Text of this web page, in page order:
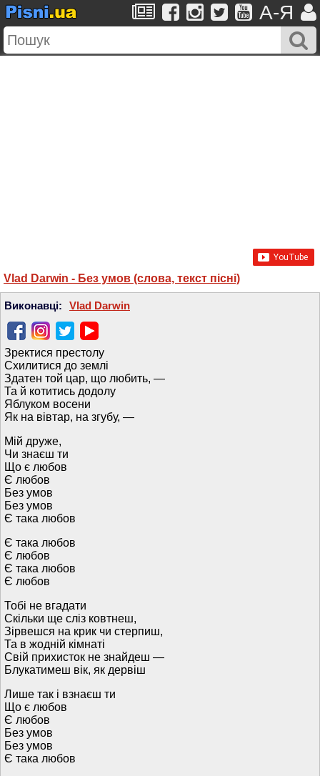
A-Я
Vlad Darwin - Без умов (слова, текст пісні)
Виконавці: Vlad Darwin
Зректися престолу
Схилитися до землі
Здатен той цар, що любить, —
Та й котитись додолу
Яблуком восени
Як на вівтар, на згубу, —
Мій друже,
Чи знаєш ти
Що є любов
Є любов
Без умов
Без умов
Є така любов
Є така любов
Є любов
Є така любов
Є любов
Тобі не вгадати
Скільки ще сліз ковтнеш,
Зірвешся на крик чи стерпиш,
Та в жодній кімнаті
Свій прихисток не знайдеш —
Блукатимеш вік, як дервіш
Лише так і взнаєш ти
Що є любов
Є любов
Без умов
Без умов
Є така любов